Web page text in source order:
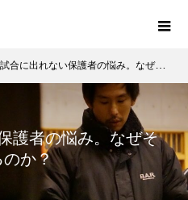
出れない保護者の悩み。なぜそんなチームが存在するのか？
護者の悩み。なぜそ
のか？